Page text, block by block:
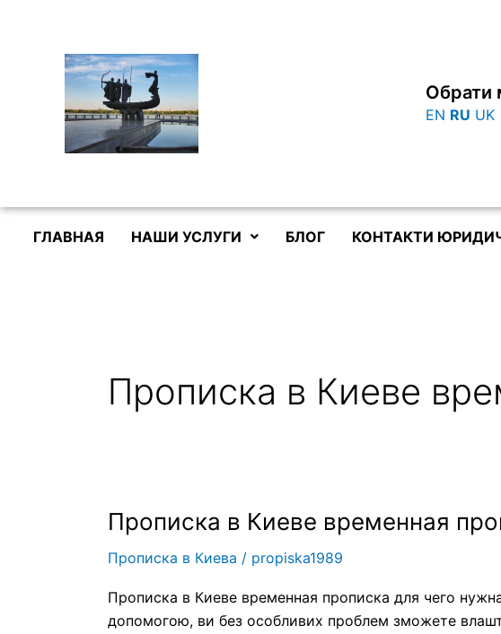
содержимому
Обрати
EN RU UK
ГЛАВНАЯ НАШИ УСЛУГИ БЛОГ КОНТАКТИ
Прописка в Киеве
Прописка в Киеве временная
Прописка в Киева / propiska1989
Прописка в Киеве временная прописка для чего
допомогою, ви без особливих проблем зможете
Прописка
Киеве
временная
прописка